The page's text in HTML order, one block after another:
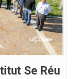
Se Réu